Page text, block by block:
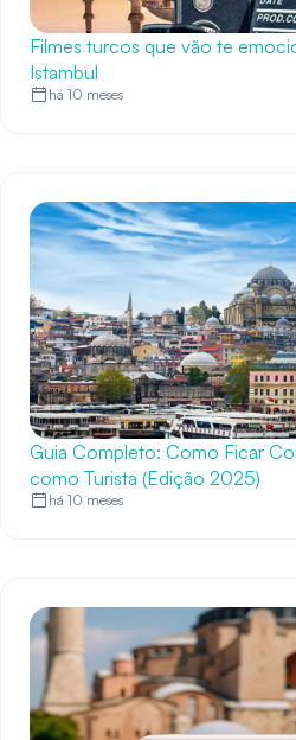
Filmes turcos que vão te
Istambul
há 10 meses
Guia Completo: Como Ficar
como Turista (Edição 2025)
há 10 meses